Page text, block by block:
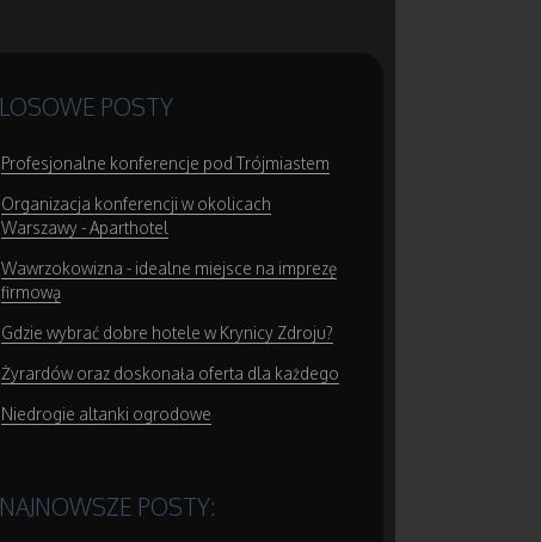
LOSOWE POSTY
Profesjonalne konferencje pod Trójmiastem
Organizacja konferencji w okolicach
Warszawy - Aparthotel
Wawrzokowizna - idealne miejsce na imprezę
firmową
Gdzie wybrać dobre hotele w Krynicy Zdroju?
Żyrardów oraz doskonała oferta dla każdego
Niedrogie altanki ogrodowe
NAJNOWSZE POSTY: